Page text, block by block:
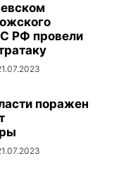
РФ провели
поражен